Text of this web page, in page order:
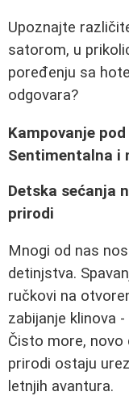
Upoznajte
satorom, u
poređenju sa
odgovara?
Kampovanje
Sentimentalna i
Detska sećanja
prirodi
Mnogi od nas
detinjstva.
ručkovi na
zabijanje klinova
Čisto more,
prirodi ostaju
letnjih avantura.